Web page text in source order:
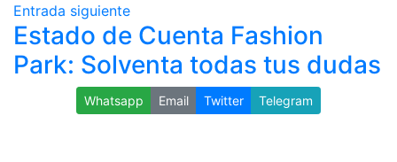
Entrada siguiente
Estado de Cuenta Fashion
Park: Solventa todas tus dudas
Whatsapp Email Twitter Telegram